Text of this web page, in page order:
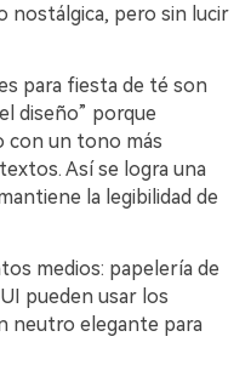
nostálgica, pero sin lucir
para fiesta de té son
diseño” porque
con un tono más
Así se logra una
la legibilidad de
medios: papelería de
pueden usar los
neutro elegante para